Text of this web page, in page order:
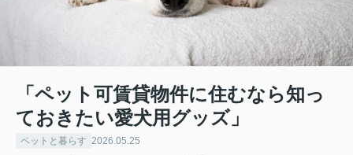
「ペット可賃貸物件に住むなら知っ
ておきたい愛犬用グッズ」
ペットと暮らす 2026.05.25